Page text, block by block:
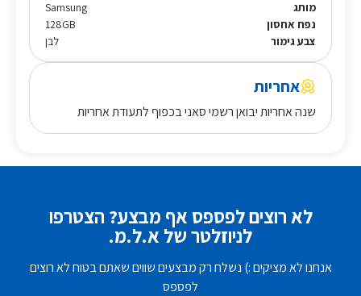
מותג
Samsung
נפח אחסון
128GB
צבע גימור
לבן
אחריות
שנה אחריות יבואן רשמי סאני בכפוף לתעודת אחריות
לא רוצים לפספס אף מבצע? הצטרפו
לניוזלטר של א.ל.מ.
אנחנו לא מציקים :) נשלח רק מבצעים שווים שאתם בטוח לא רוצים
לפספס